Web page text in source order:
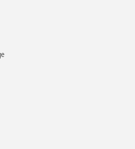
ungewöhnliche Kooperation, wie
werden kann: Schirmer
Fenster GmbH & Co. KG haben ein
Ziel ist es, nicht nur die Ausbildung
auch die langjährige Partnerschaft
vertiefen.
beiden Firmen regelmäßig ihre
elf kaufmännische Azubis von Wirus
Einblicke in die Konfiguration von
Umgekehrt lernten 16 technische
in der Praxis bei Wirus